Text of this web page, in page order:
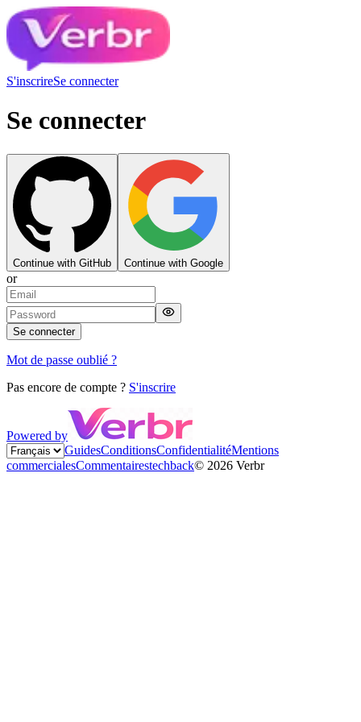
S'inscrireSe connecter
Se connecter
Continue with GitHub Continue with Google
or
Se connecter
Mot de passe oublié ?
Pas encore de compte ? S'inscrire
Powered by
GuidesConditionsConfidentialitéMentions
commercialesCommentairestechback© 2026 Verbr